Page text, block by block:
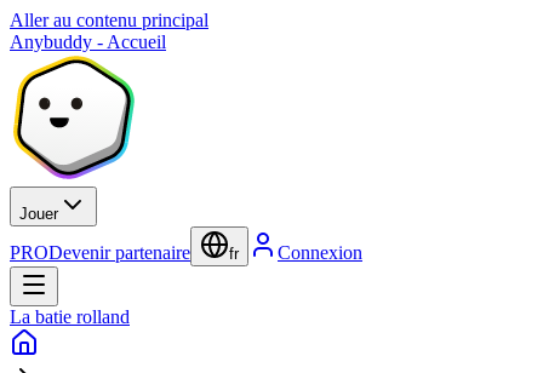
Aller au contenu principal
Anybuddy - Accueil
Jouer
PRODevenir partenaire fr Connexion
La batie rolland